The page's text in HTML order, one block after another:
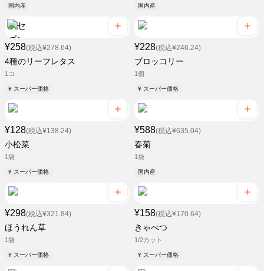
国内産 国内産
¥258(税込¥278.64)
4種のリーフレタス
1コ
¥ スーパー価格
¥228(税込¥246.24)
ブロッコリー
1個
¥ スーパー価格
¥128(税込¥138.24)
小松菜
1袋
¥ スーパー価格
¥588(税込¥635.04)
春菊
1袋
国内産
¥298(税込¥321.84)
ほうれん草
1袋
¥ スーパー価格
¥158(税込¥170.64)
きゃべつ
1/2カット
¥ スーパー価格